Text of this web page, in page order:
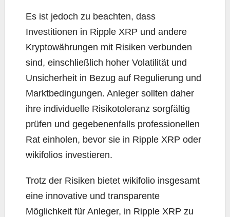
Es ist jedoch zu beachten, dass
Investitionen in Ripple XRP und andere
Kryptowährungen mit Risiken verbunden
sind, einschließlich hoher Volatilität und
Unsicherheit in Bezug auf Regulierung und
Marktbedingungen. Anleger sollten daher
ihre individuelle Risikotoleranz sorgfältig
prüfen und gegebenenfalls professionellen
Rat einholen, bevor sie in Ripple XRP oder
wikifolios investieren.
Trotz der Risiken bietet wikifolio insgesamt
eine innovative und transparente
Möglichkeit für Anleger, in Ripple XRP zu